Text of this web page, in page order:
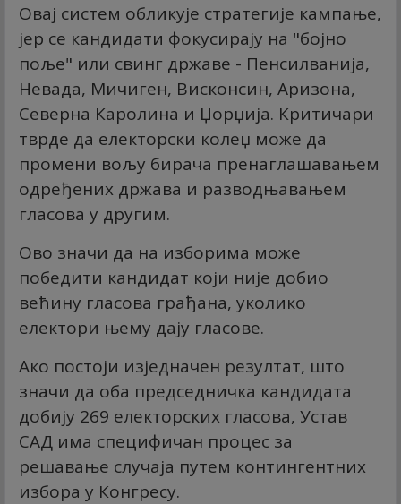
Овај систем обликује стратегије кампање,
јер се кандидати фокусирају на "бојно
поље" или свинг државе - Пенсилванија,
Невада, Мичиген, Висконсин, Аризона,
Северна Каролина и Џорџија. Критичари
тврде да електорски колеџ може да
промени вољу бирача пренаглашавањем
одређених држава и разводњавањем
гласова у другим.
Ово значи да на изборима може
победити кандидат који није добио
већину гласова грађана, уколико
електори њему дају гласове.
Ако постоји изједначен резултат, што
значи да оба председничка кандидата
добију 269 електорских гласова, Устав
САД има специфичан процес за
решавање случаја путем контингентних
избора у Конгресу.